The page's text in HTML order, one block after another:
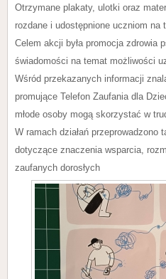
Otrzymane plakaty, ulotki oraz
rozdane i udostępnione uczniom na
Celem akcji była promocja zdrowia
świadomości na temat możliwości
Wśród przekazanych informacji
promujące Telefon Zaufania dla
młode osoby mogą skorzystać w
W ramach działań przeprowadzono
dotyczące znaczenia wsparcia,
zaufanych dorosłych